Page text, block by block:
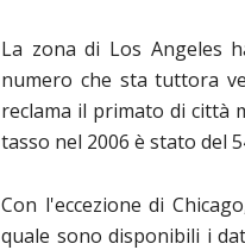
La zona di Los Angeles
numero che sta tuttora
reclama il primato di città
tasso nel 2006 è stato del
Con l'eccezione di
quale sono disponibili i